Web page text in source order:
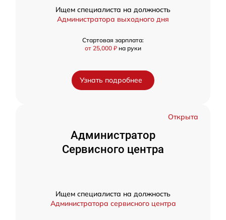
Ищем специалиста на должность
Администратора выходного дня
Стартовая зарплата:
от 25,000 ₽ на руки
Узнать подробнее
Открыта
Администратор
Сервисного центра
Ищем специалиста на должность
Администратора сервисного центра